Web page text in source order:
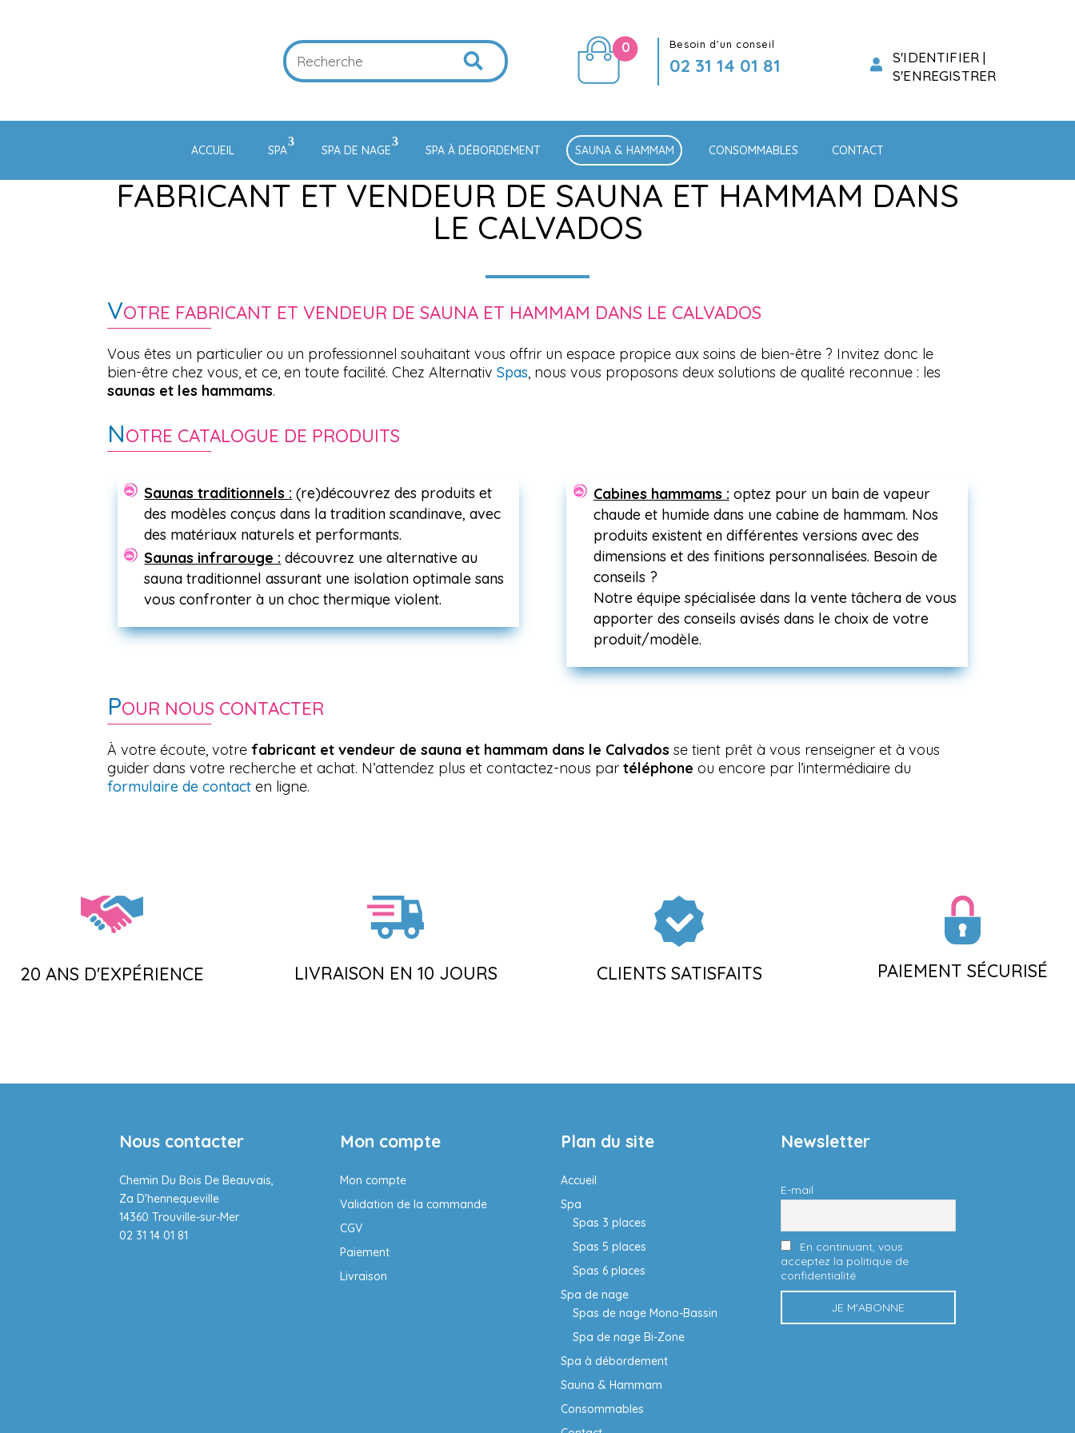
0 Besoin d'un conseil
02 31 14 01 81
S'IDENTIFIER |
S'ENREGISTRER
ACCUEIL SPA SPA DE NAGE SPA À DÉBORDEMENT SAUNA & HAMMAM CONSOMMABLES CONTACT
FABRICANT ET VENDEUR DE SAUNA ET HAMMAM DANS
LE CALVADOS
VOTRE FABRICANT ET VENDEUR DE SAUNA ET HAMMAM DANS LE CALVADOS
Vous êtes un particulier ou un professionnel souhaitant vous offrir un espace propice aux soins de bien-être ? Invitez donc le
bien-être chez vous, et ce, en toute facilité. Chez AlternativSpas , nous vous proposons deux solutions de qualité reconnue : les
saunas et les hammams.
NOTRE CATALOGUE DE PRODUITS
Saunas traditionnels : (re)découvrez des produits et
des modèles conçus dans la tradition scandinave, avec
des matériaux naturels et performants.
Saunas infrarouge : découvrez une alternative au
sauna traditionnel assurant une isolation optimale sans
vous confronter à un choc thermique violent.
Cabines hammams : optez pour un bain de vapeur
chaude et humide dans une cabine de hammam. Nos
produits existent en différentes versions avec des
dimensions et des finitions personnalisées. Besoin de
conseils ?
Notre équipe spécialisée dans la vente tâchera de vous
apporter des conseils avisés dans le choix de votre
produit/modèle.
POUR NOUS CONTACTER
À votre écoute, votrefabricant et vendeur de sauna et hammam dans le Calvados se tient prêt à vous renseigner et à vous
guider dans votre recherche et achat. N’attendez plus et contactez-nous partéléphone ou encore par l’intermédiaire du
formulaire de contact en ligne.
20 ANS D'EXPÉRIENCE LIVRAISON EN 10 JOURS CLIENTS SATISFAITS PAIEMENT SÉCURISÉ
Nous contacter
Chemin Du Bois De Beauvais,
Za D'hennequeville
14360 Trouville-sur-Mer
02 31 14 01 81
Mon compte
Mon compte
Validation de la commande
CGV
Paiement
Livraison
Plan du site
Accueil
Spa
Spas 3 places
Spas 5 places
Spas 6 places
Spa de nage
Spas de nage Mono-Bassin
Spa de nage Bi-Zone
Spa à débordement
Sauna & Hammam
Consommables
Newsletter
E-mail
En continuant, vous
acceptez la politique de
confidentialité